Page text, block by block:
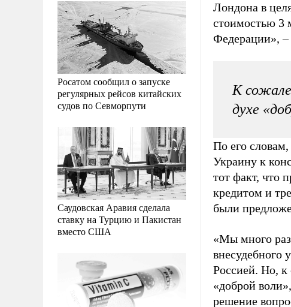
Росатом сообщил о запуске
регулярных рейсов китайских
судов по Севморпути
Саудовская Аравия сделала
ставку на Турцию и Пакистан
вместо США
Лондона в
стоимостью 3
Федерации», –
К
духе
По его
Украину к
тот факт, что
кредитом и
были
«Мы много раз
внесудебного
Россией. Но, к
«доброй
решение